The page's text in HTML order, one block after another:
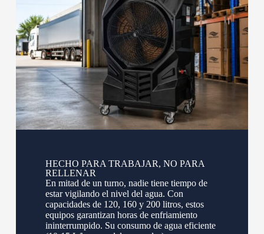
HECHO PARA TRABAJAR, NO PARA
RELLENAR
En mitad de un turno, nadie tiene tiempo de
estar vigilando el nivel del agua. Con
capacidades de 120, 160 y 200 litros, estos
equipos garantizan horas de enfriamiento
ininterrumpido. Su consumo de agua eficiente